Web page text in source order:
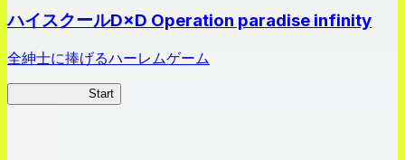
ハイスクールD×D Operation paradise infinity
全紳士に捧げるハーレムゲーム
Start